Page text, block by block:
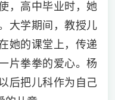
，高中毕业时，她
大学期间，教授儿
她的课堂上，传递
片拳拳的爱心。杨
后把儿科作为自己